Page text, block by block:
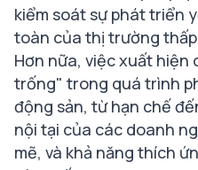
kiểm soát sự phát triển
toàn của thị trường
Hơn nữa, việc xuất hiện
trống" trong quá trình
động sản, từ hạn chế
nội tại của các doanh
mẽ, và khả năng thích